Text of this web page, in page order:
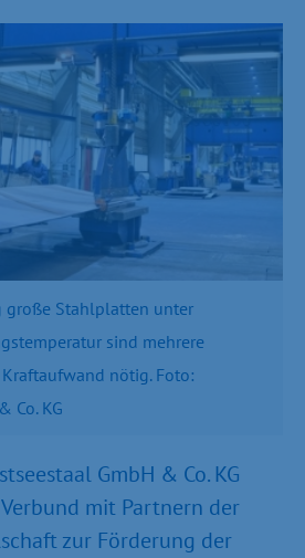
große Stahlplatten unter
sind mehrere
nötig. Foto:
Co. KG
GmbH & Co. KG
mit Partnern der
zur Förderung der